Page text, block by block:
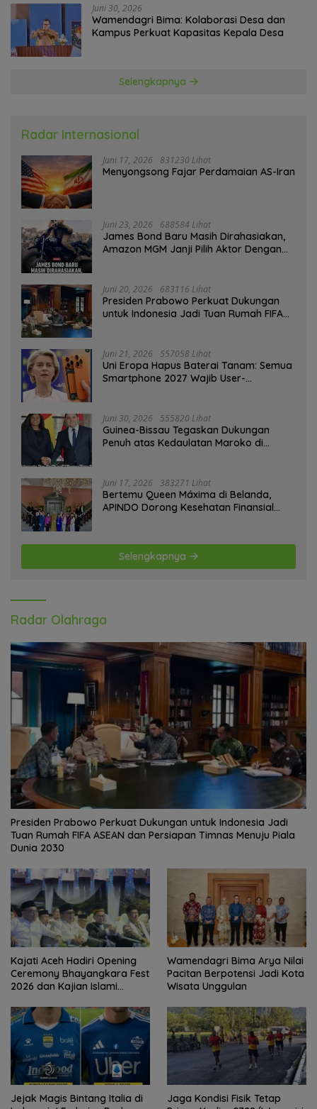
Juni 30, 2026
Wamendagri Bima: Kolaborasi Desa dan
Kampus Perkuat Kapasitas Kepala Desa
Selengkapnya
Radar Internasional
Juni 17, 2026 831230 Lihat
Menyongsong Fajar Perdamaian AS-Iran
Juni 23, 2026 688584 Lihat
James Bond Baru Masih Dirahasiakan,
Amazon MGM Janji Pilih Aktor Dengan
Juni 20, 2026 683116 Lihat
Presiden Prabowo Perkuat Dukungan
untuk Indonesia Jadi Tuan Rumah FIFA
Juni 21, 2026 557058 Lihat
Uni Eropa Hapus Baterai Tanam: Semua
Smartphone 2027 Wajib User-
Juni 30, 2026 555820 Lihat
Guinea-Bissau Tegaskan Dukungan
Penuh atas Kedaulatan Maroko di
Juni 17, 2026 383271 Lihat
Bertemu Queen Máxima di Belanda,
APINDO Dorong Kesehatan Finansial
Selengkapnya
Radar Olahraga
Presiden Prabowo Perkuat Dukungan untuk Indonesia Jadi
Tuan Rumah FIFA ASEAN dan Persiapan Timnas Menuju Piala
Dunia 2030
Kajati Aceh Hadiri Opening
Ceremony Bhayangkara Fest
2026 dan Kajian Islami
Adi Hidayat
Wamendagri Bima Arya Nilai
Pacitan Berpotensi Jadi Kota
Wisata Unggulan
Jejak Magis Bintang Italia di
Jaga Kondisi Fisik Tetap